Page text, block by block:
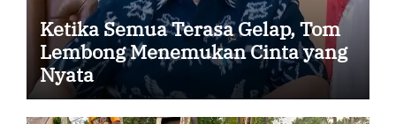
Ketika Semua Terasa Gelap, Tom
Lembong Menemukan Cinta yang
Nyata